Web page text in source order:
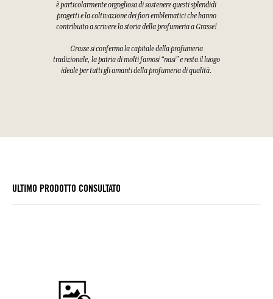
è particolarmente orgogliosa di sostenere questi splendidi
progetti e la coltivazione dei fiori emblematici che hanno
contribuito a scrivere la storia della profumeria a Grasse!
Grasse si conferma la capitale della profumeria
tradizionale, la patria di molti famosi “nasi” e resta il luogo
ideale per tutti gli amanti della profumeria di qualità.
ULTIMO PRODOTTO CONSULTATO